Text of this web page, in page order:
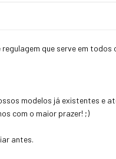
que serve em todos
modelos já existentes e
com o maior prazer! ;)
antes.